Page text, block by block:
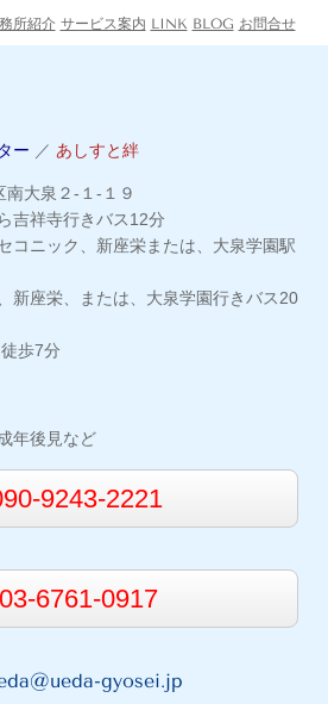
所紹介 サービス案内 LINK BLOG お問合せ
ー ／ あしすと絆
大泉２-１-１９
吉祥寺行きバス12分
コニック、新座栄または、大泉学園駅
新座栄、または、大泉学園行きバス20
歩7分
年後見など
9243-2221
03-6761-0917
gyosei.jp